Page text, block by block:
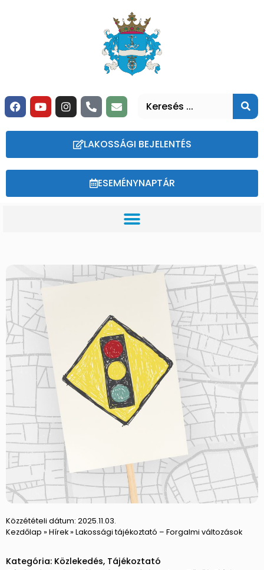
LAKOSSÁGI BEJELENTÉS
ESEMÉNYNAPTÁR
Közzétételi dátum: 2025.11.03.
Kezdőlap » Hírek» Lakossági tájékoztató – Forgalmi változások
Kategória: Közlekedés, Tájékoztató